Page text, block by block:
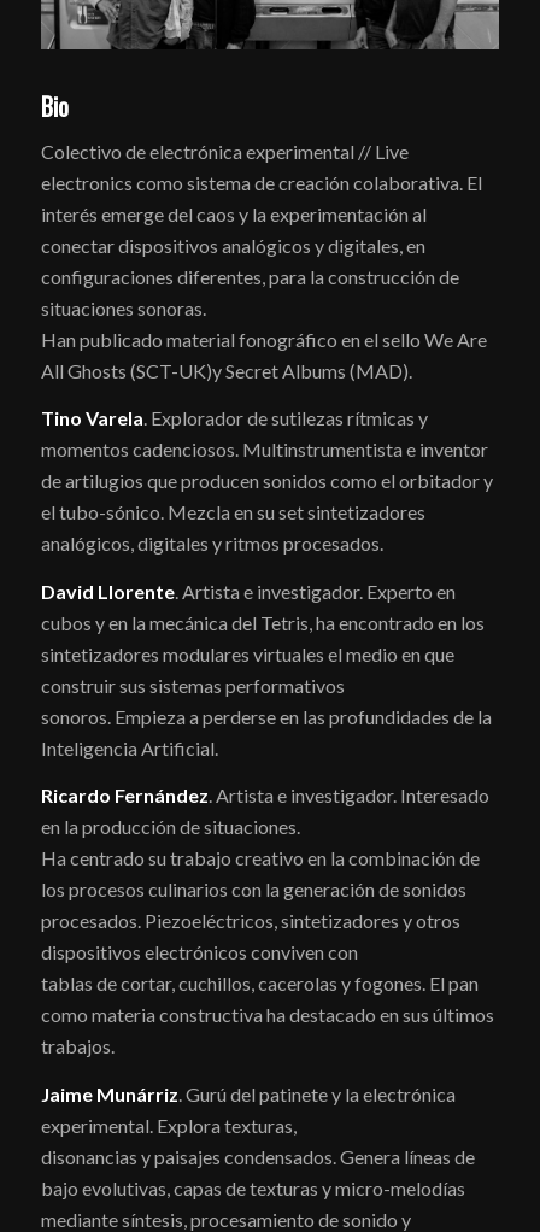
Bio
Colectivo de electrónica experimental // Live
electronics como sistema de creación colaborativa. El
interés emerge del caos y la experimentación al
conectar dispositivos analógicos y digitales, en
configuraciones diferentes, para la construcción de
situaciones sonoras.
Han publicado material fonográfico en el sello We Are
All Ghosts (SCT-UK)y Secret Albums (MAD).
Tino Varela. Explorador de sutilezas rítmicas y
momentos cadenciosos. Multinstrumentista e inventor
de artilugios que producen sonidos como el orbitador y
el tubo-sónico. Mezcla en su set sintetizadores
analógicos, digitales y ritmos procesados.
David Llorente. Artista e investigador. Experto en
cubos y en la mecánica del Tetris, ha encontrado en los
sintetizadores modulares virtuales el medio en que
construir sus sistemas performativos
sonoros. Empieza a perderse en las profundidades de la
Inteligencia Artificial.
Ricardo Fernández. Artista e investigador. Interesado
en la producción de situaciones.
Ha centrado su trabajo creativo en la combinación de
los procesos culinarios con la generación de sonidos
procesados. Piezoeléctricos, sintetizadores y otros
dispositivos electrónicos conviven con
tablas de cortar, cuchillos, cacerolas y fogones. El pan
como materia constructiva ha destacado en sus últimos
trabajos.
Jaime Munárriz. Gurú del patinete y la electrónica
experimental. Explora texturas,
disonancias y paisajes condensados. Genera líneas de
bajo evolutivas, capas de texturas y micro-melodías
mediante síntesis, procesamiento de sonido y